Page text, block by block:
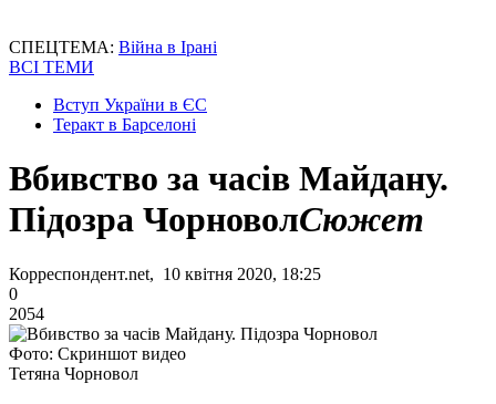
СПЕЦТЕМА: Війна в Ірані
ВСІ ТЕМИ
Вступ України в ЄС
Теракт в Барселоні
Вбивство за часів Майдану.
Підозра ЧорноволСюжет
Корреспондент.net, 10 квітня 2020, 18:25
0
2054
Фото: Скриншот видео
Тетяна Чорновол